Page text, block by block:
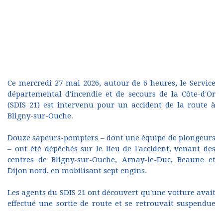
Ce mercredi 27 mai 2026, autour de 6 heures, le Service
départemental d'incendie et de secours de la Côte-d'Or
(SDIS 21) est intervenu pour un accident de la route à
Bligny-sur-Ouche.
Douze sapeurs-pompiers – dont une équipe de plongeurs
– ont été dépêchés sur le lieu de l'accident, venant des
centres de Bligny-sur-Ouche, Arnay-le-Duc, Beaune et
Dijon nord, en mobilisant sept engins.
Les agents du SDIS 21 ont découvert qu'une voiture avait
effectué une sortie de route et se retrouvait suspendue